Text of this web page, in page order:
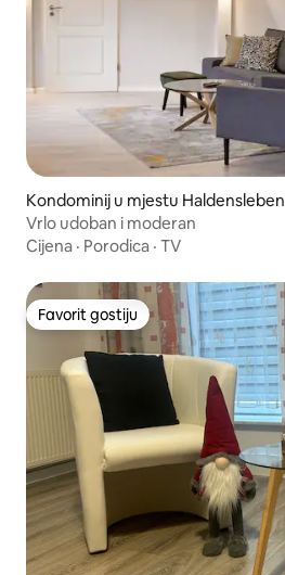
Kondominij u mjestu Haldensleben
Vrlo udoban i moderan
Cijena · Porodica · TV
Favorit gostiju
Favorit gostiju